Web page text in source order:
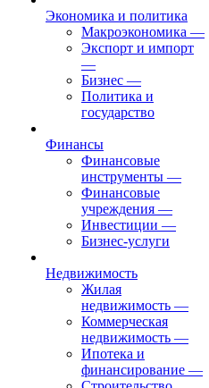
Экономика и политика
Макроэкономика —
Экспорт и импорт
—
Бизнес —
Политика и
государство
Финансы
Финансовые
инструменты —
Финансовые
учреждения —
Инвестиции —
Бизнес-услуги
Недвижимость
Жилая
недвижимость —
Коммерческая
недвижимость —
Ипотека и
финансирование —